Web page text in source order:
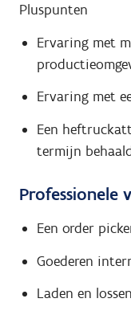
Pluspunten
Ervaring met
Ervaring met
Een
termijn
Professionele
Een order
Goederen
Laden en lossen